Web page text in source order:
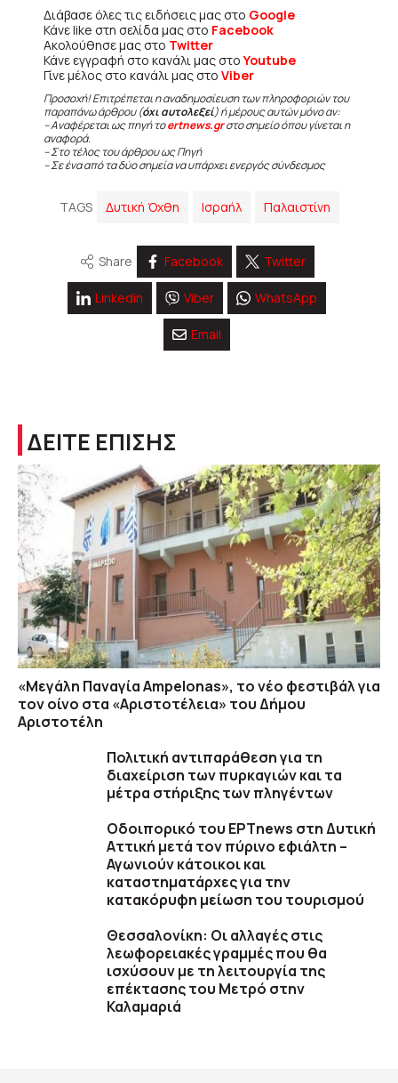
Διάβασε όλες τις ειδήσεις μας στο Google
Κάνε like στη σελίδα μας στο Facebook
Ακολούθησε μας στο Twitter
Κάνε εγγραφή στο κανάλι μας στοYoutube
Γίνε μέλος στο κανάλι μας στο Viber
Προσοχή! Επιτρέπεται η αναδημοσίευση των πληροφοριών του
παραπάνω άρθρου (όχι αυτολεξεί) ή μέρους αυτών μόνο αν:
– Αναφέρεται ως πηγή τοertnews.grστο σημείο όπου γίνεται η
αναφορά.
– Στο τέλος του άρθρου ως Πηγή
– Σε ένα από τα δύο σημεία να υπάρχει ενεργός σύνδεσμος
TAGS Δυτική Όχθη Ισραήλ Παλαιστίνη
Share Facebook Twitter
Linkedin Viber WhatsApp
Email
ΔΕΙΤΕ ΕΠΙΣΗΣ
«Μεγάλη Παναγία Ampelonas», το νέο φεστιβάλ για
τον οίνο στα «Αριστοτέλεια» του Δήμου
Αριστοτέλη
Πολιτική αντιπαράθεση για τη
διαχείριση των πυρκαγιών και τα
μέτρα στήριξης των πληγέντων
Οδοιπορικό του ΕΡΤnews στη Δυτική
Αττική μετά τον πύρινο εφιάλτη –
Αγωνιούν κάτοικοι και
καταστηματάρχες για την
κατακόρυφη μείωση του τουρισμού
Θεσσαλονίκη: Οι αλλαγές στις
λεωφορειακές γραμμές που θα
ισχύσουν με τη λειτουργία της
επέκτασης του Μετρό στην
Καλαμαριά